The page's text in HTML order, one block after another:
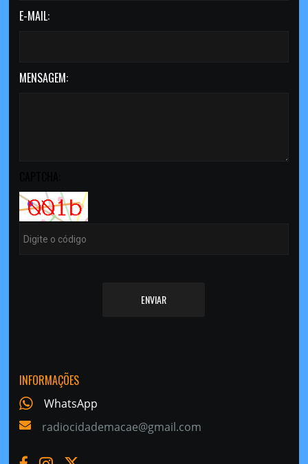
E-MAIL:
MENSAGEM:
ENVIAR
INFORMAÇÕES
WhatsApp
radiocidademacae@gmail.com